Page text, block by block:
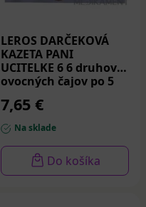
LEROS DARČEKOVÁ
KAZETA PANI
UCITELKE 6 6 druhov
ovocných čajov po 5
7,65 €
Na sklade
Do košíka